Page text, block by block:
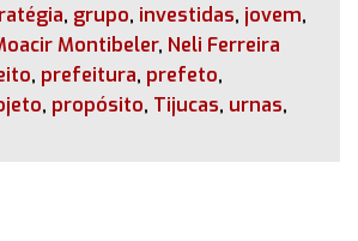
, grupo, investidas, jovem,
Montibeler, Neli Ferreira
, prefeitura, prefeto,
, propósito, Tijucas, urnas,